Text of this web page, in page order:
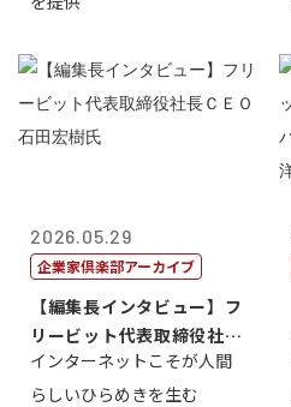
2026.05.29
企業家倶楽部アーカイブ
【編集長インタビュー】フ
リービット代表取締役社長
ＣＥＯ 石田...
インターネットこそが人間
らしいひらめきを生む